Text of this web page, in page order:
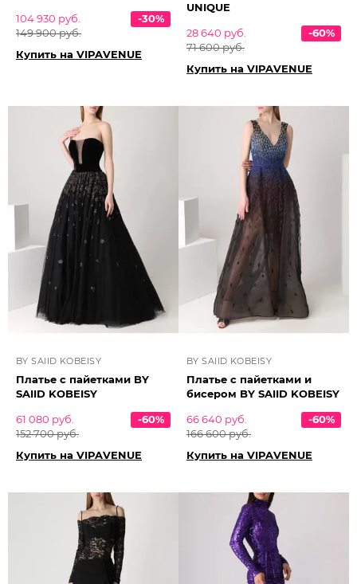
104 930 руб.
149 900 руб.
-30%
Купить на VIPAVENUE
UNIQUE
28 640 руб.
71 600 руб.
-60%
Купить на VIPAVENUE
BY SAIID KOBEISY
Платье с пайетками BY
SAIID KOBEISY
61 080 руб.
152 700 руб.
-60%
Купить на VIPAVENUE
BY SAIID KOBEISY
Платье с пайетками и
бисером BY SAIID KOBEISY
66 640 руб.
166 600 руб.
-60%
Купить на VIPAVENUE